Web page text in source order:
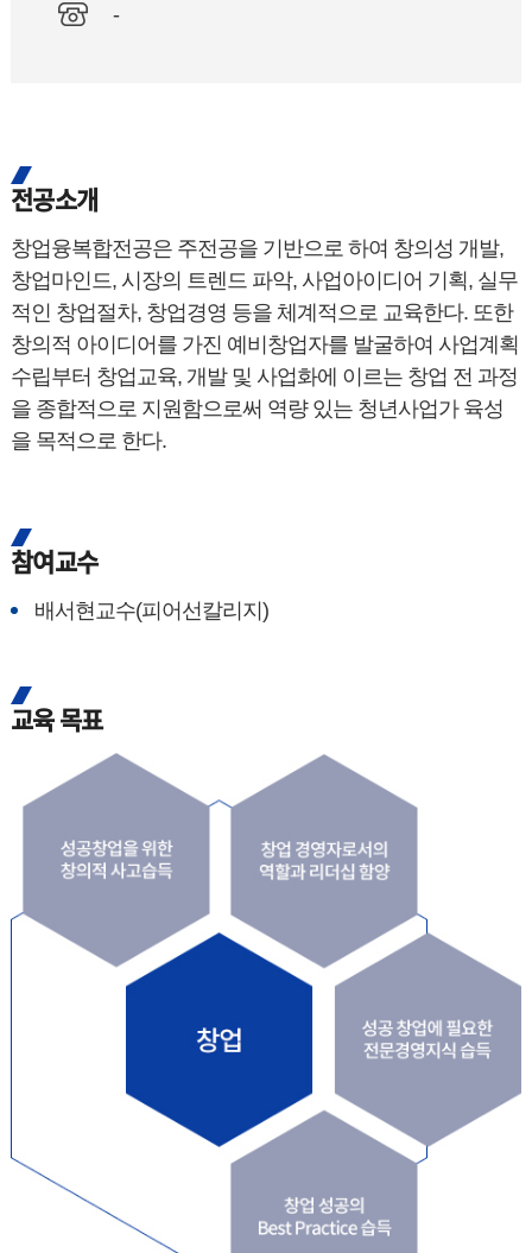
-
전공소개
창업융복합전공은 주전공을 기반으로 하여 창의성 개발,
창업마인드, 시장의 트렌드 파악, 사업아이디어 기획, 실무
적인 창업절차, 창업경영 등을 체계적으로 교육한다. 또한
창의적 아이디어를 가진 예비창업자를 발굴하여 사업계획
수립부터 창업교육, 개발 및 사업화에 이르는 창업 전 과정
을 종합적으로 지원함으로써 역량 있는 청년사업가 육성
을 목적으로 한다.
참여교수
배서현교수(피어선칼리지)
교육 목표